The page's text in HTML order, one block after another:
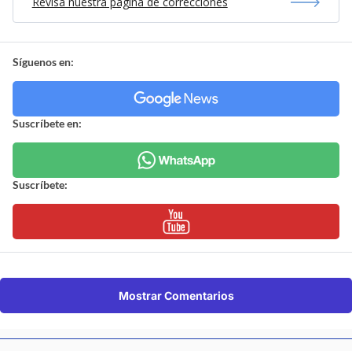
Síguenos en:
Suscríbete en:
Suscríbete:
Mostrar Comentarios